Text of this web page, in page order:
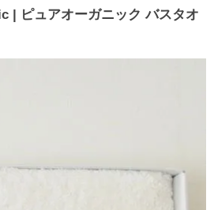
ピュアオーガニック バスタオ